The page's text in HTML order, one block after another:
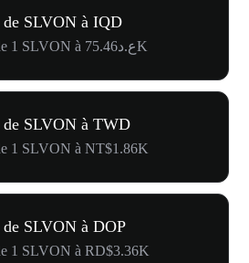
de SLVON à IQD
Conversion de 1 SLVON à ع.د75.46K
de SLVON à TWD
1 SLVON à NT$1.86K
SLVON à DOP
1 SLVON à RD$3.36K